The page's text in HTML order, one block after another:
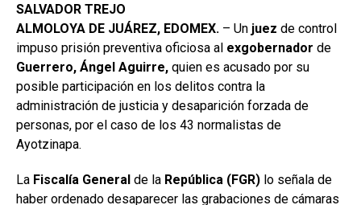
SALVADOR TREJO
ALMOLOYA DE JUÁREZ, EDOMEX. – Un juez de control
impuso prisión preventiva oficiosa al exgobernador de
Guerrero, Ángel Aguirre, quien es acusado por su
posible participación en los delitos contra la
administración de justicia y desaparición forzada de
personas, por el caso de los 43 normalistas de
Ayotzinapa.
La Fiscalía General de la República (FGR) lo señala de
haber ordenado desaparecer las grabaciones de cámaras